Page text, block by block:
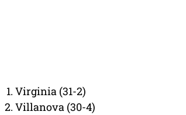
Virginia (31-2)
Villanova (30-4)